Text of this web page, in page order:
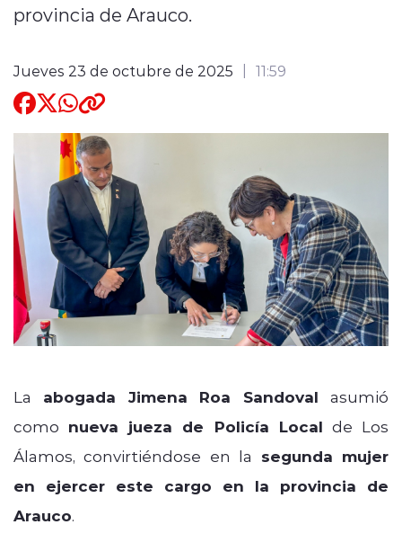
Entrevistas
Quienes Somos
modo claro
provincia de Arauco.
Jueves 23 de octubre de 2025 11:59
La abogada Jimena Roa Sandoval asumió
como nueva jueza de Policía Local de Los
Álamos, convirtiéndose en la segunda mujer
en ejercer este cargo en la provincia de
Arauco.